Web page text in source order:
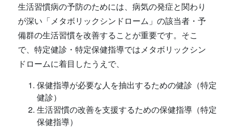
生活習慣病の予防のためには、病気の発症と関わり
が深い「メタボリックシンドローム」の該当者・予
備群の生活習慣を改善することが重要です。そこ
で、特定健診・特定保健指導ではメタボリックシン
ドロームに着目したうえで、
保健指導が必要な人を抽出するための健診（特定
健診）
生活習慣の改善を支援するための保健指導（特定
保健指導）